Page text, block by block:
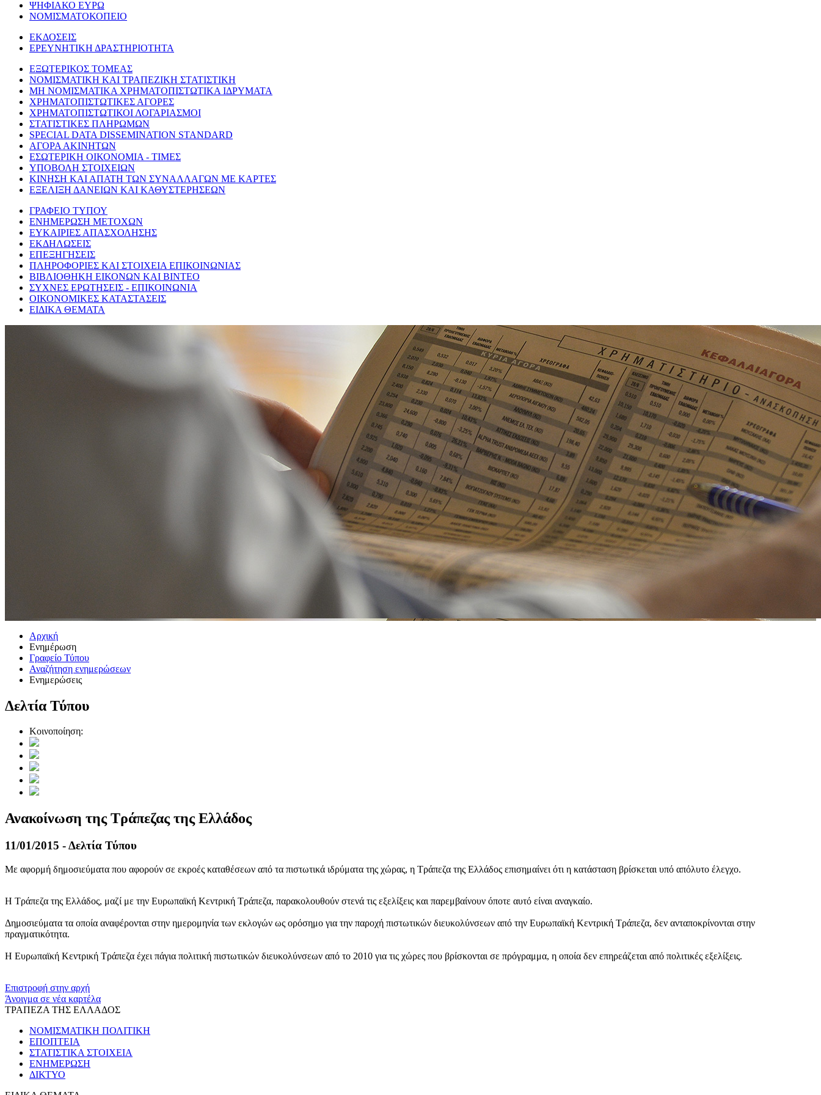
ΨΗΦΙΑΚΟ ΕΥΡΩ
ΝΟΜΙΣΜΑΤΟΚΟΠΕΙΟ
ΕΚΔΟΣΕΙΣ
ΕΡΕΥΝΗΤΙΚΗ ΔΡΑΣΤΗΡΙΟΤΗΤΑ
ΕΞΩΤΕΡΙΚΟΣ ΤΟΜΕΑΣ
ΝΟΜΙΣΜΑΤΙΚΗ ΚΑΙ ΤΡΑΠΕΖΙΚΗ ΣΤΑΤΙΣΤΙΚΗ
ΜΗ ΝΟΜΙΣΜΑΤΙΚΑ ΧΡΗΜΑΤΟΠΙΣΤΩΤΙΚΑ ΙΔΡΥΜΑΤΑ
ΧΡΗΜΑΤΟΠΙΣΤΩΤΙΚΕΣ ΑΓΟΡΕΣ
ΧΡΗΜΑΤΟΠΙΣΤΩΤΙΚΟΙ ΛΟΓΑΡΙΑΣΜΟΙ
ΣΤΑΤΙΣΤΙΚΕΣ ΠΛΗΡΩΜΩΝ
SPECIAL DATA DISSEMINATION STANDARD
ΑΓΟΡΑ ΑΚΙΝΗΤΩΝ
ΕΣΩΤΕΡΙΚΗ ΟΙΚΟΝΟΜΙΑ - ΤΙΜΕΣ
ΥΠΟΒΟΛΗ ΣΤΟΙΧΕΙΩΝ
ΚΙΝΗΣΗ ΚΑΙ ΑΠΑΤΗ ΤΩΝ ΣΥΝΑΛΛΑΓΩΝ ΜΕ ΚΑΡΤΕΣ
ΕΞΕΛΙΞΗ ΔΑΝΕΙΩΝ ΚΑΙ ΚΑΘΥΣΤΕΡΗΣΕΩΝ
ΓΡΑΦΕΙΟ ΤΥΠΟΥ
ΕΝΗΜΕΡΩΣΗ ΜΕΤΟΧΩΝ
ΕΥΚΑΙΡΙΕΣ ΑΠΑΣΧΟΛΗΣΗΣ
ΕΚΔΗΛΩΣΕΙΣ
ΕΠΕΞΗΓΗΣΕΙΣ
ΠΛΗΡΟΦΟΡΙΕΣ ΚΑΙ ΣΤΟΙΧΕΙΑ ΕΠΙΚΟΙΝΩΝΙΑΣ
ΒΙΒΛΙΟΘΗΚΗ ΕΙΚΟΝΩΝ ΚΑΙ ΒΙΝΤΕΟ
ΣΥΧΝΕΣ ΕΡΩΤΗΣΕΙΣ - ΕΠΙΚΟΙΝΩΝΙΑ
ΟΙΚΟΝΟΜΙΚΕΣ ΚΑΤΑΣΤΑΣΕΙΣ
ΕΙΔΙΚΑ ΘΕΜΑΤΑ
Αρχική
Ενημέρωση
Γραφείο Τύπου
Αναζήτηση ενημερώσεων
Ενημερώσεις
Δελτία Τύπου
Κοινοποίηση:
Ανακοίνωση της Τράπεζας της Ελλάδος
11/01/2015 - Δελτία Τύπου
Με αφορμή δημοσιεύματα που αφορούν σε εκροές καταθέσεων από τα πιστωτικά ιδρύματα της χώρας, η Τράπεζα της Ελλάδος επισημαίνει ότι η κατάσταση βρίσκεται υπό απόλυτο έλεγχο.
Η Τράπεζα της Ελλάδος, μαζί με την Ευρωπαϊκή Κεντρική Τράπεζα, παρακολουθούν στενά τις εξελίξεις και παρεμβαίνουν όποτε αυτό είναι αναγκαίο.
Δημοσιεύματα τα οποία αναφέρονται στην ημερομηνία των εκλογών ως ορόσημο για την παροχή πιστωτικών διευκολύνσεων από την Ευρωπαϊκή Κεντρική Τράπεζα, δεν ανταποκρίνονται στην
πραγματικότητα.
Η Ευρωπαϊκή Κεντρική Τράπεζα έχει πάγια πολιτική πιστωτικών διευκολύνσεων από το 2010 για τις χώρες που βρίσκονται σε πρόγραμμα, η οποία δεν επηρεάζεται από πολιτικές εξελίξεις.
Επιστροφή στην αρχή
Άνοιγμα σε νέα καρτέλα
ΤΡΑΠΕΖΑ ΤΗΣ ΕΛΛΑΔΟΣ
ΝΟΜΙΣΜΑΤΙΚΗ ΠΟΛΙΤΙΚΗ
ΕΠΟΠΤΕΙΑ
ΣΤΑΤΙΣΤΙΚΑ ΣΤΟΙΧΕΙΑ
ΕΝΗΜΕΡΩΣΗ
ΔΙΚΤΥΟ